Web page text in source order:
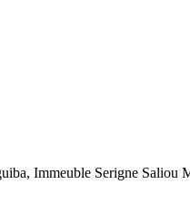
Immeuble Serigne Saliou